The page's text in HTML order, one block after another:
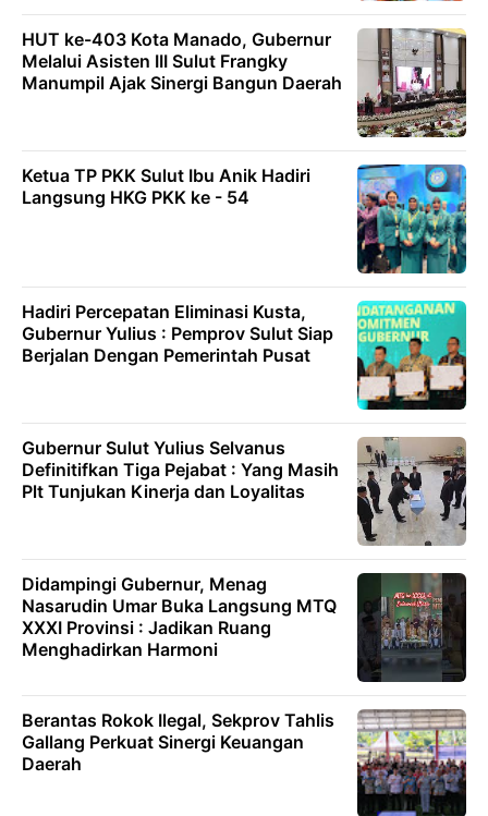
HUT ke-403 Kota Manado, Gubernur
Melalui Asisten III Sulut Frangky
Manumpil Ajak Sinergi Bangun Daerah
Ketua TP PKK Sulut Ibu Anik Hadiri
Langsung HKG PKK ke - 54
Hadiri Percepatan Eliminasi Kusta,
Gubernur Yulius : Pemprov Sulut Siap
Berjalan Dengan Pemerintah Pusat
Gubernur Sulut Yulius Selvanus
Definitifkan Tiga Pejabat : Yang Masih
Plt Tunjukan Kinerja dan Loyalitas
Didampingi Gubernur, Menag
Nasarudin Umar Buka Langsung MTQ
XXXI Provinsi : Jadikan Ruang
Menghadirkan Harmoni
Berantas Rokok Ilegal, Sekprov Tahlis
Gallang Perkuat Sinergi Keuangan
Daerah